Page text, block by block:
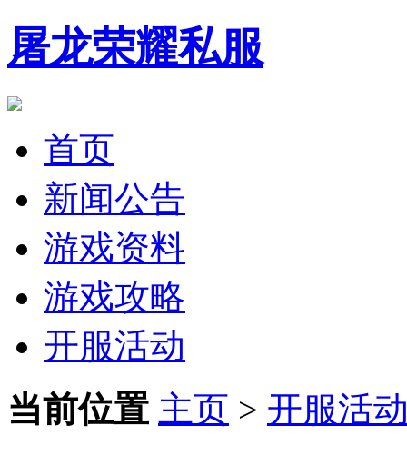
屠龙荣耀私服
首页
新闻公告
游戏资料
游戏攻略
开服活动
当前位置 主页 > 开服活